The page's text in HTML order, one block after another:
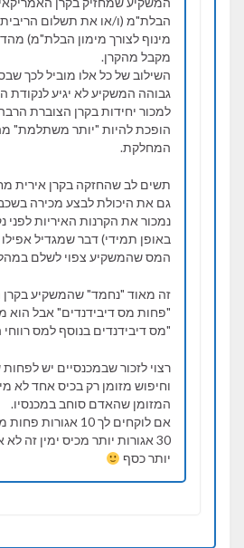
הבלת"מ (ו/או את תשלום
מינוף לצורך מימון הבלת"מ)
מקבל מהקרן.
השילוב של כל אלו מוביל לכך
גבוהה המשקיע לא יגיע לנקודת
למכור יחידות בקרן הצוברת
הופכת להיות "יותר משתלמת"
המחלקת.
תשים לב שהחזקה בקרן אירית
גם את היכולת לבצע מכירה
נמכור את הקרנות האיריות לפני
באופן תמידי) דבר שמגדיל
המס שהמשקיע צפוי לשלם
זה מאוד "נחמד" שהמשקיע
"פחות מס דיבידנדים" אבל הוא
"מס דיבידנדים בנוסף למס רווחי
רצוי לזכור שבמכנסיים יש לפחות
וחיפוש מזומן רק בכיס אחד לא
המזומן שהאדם סוחב במכנסיו.
אם לוקחים לך 10
30 אגורות יותר מכיס ימין זה
יותר כסף